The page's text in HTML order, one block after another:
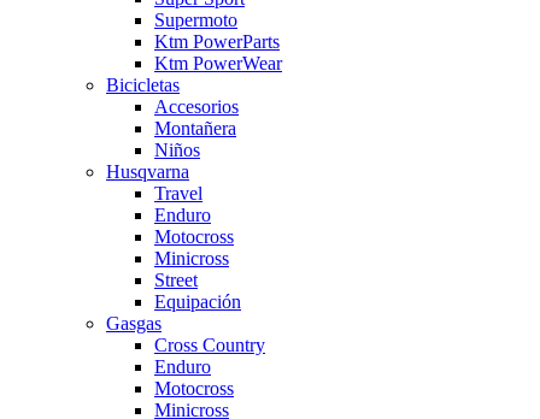
Supermoto
Ktm PowerParts
Ktm PowerWear
Bicicletas
Accesorios
Montañera
Niños
Husqvarna
Travel
Enduro
Motocross
Minicross
Street
Equipación
Gasgas
Cross Country
Enduro
Motocross
Minicross